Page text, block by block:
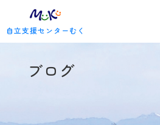
自立支援センターむく
ブログ